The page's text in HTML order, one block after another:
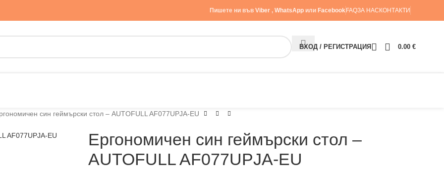
Пишете ни във Viber , WhatsAppили Facebook FAQЗА НАС КОНТАКТИ
ВХОД / РЕГИСТРАЦИЯ 0.00 €
син геймърски стол – AUTOFULL AF077UPJA-EU
Ергономичен син геймърски стол –
AUTOFULL AF077UPJA-EU